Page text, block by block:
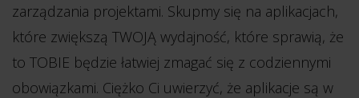
zarządzania projektami. Skupmy się na aplikacjach,
które zwiększą TWOJĄ wydajność, które sprawią, że
to TOBIE będzie łatwiej zmagać się z codziennymi
obowiązkami. Ciężko Ci uwierzyć, że aplikacje są w